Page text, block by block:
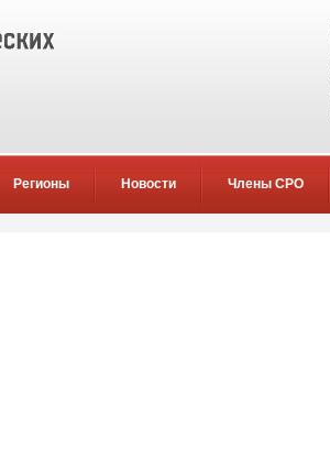
Регионы Новости Члены СРО